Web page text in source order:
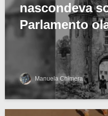
nascondeva
Parlamento
Manuela Chimera